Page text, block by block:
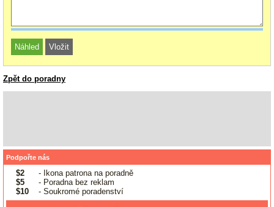
Zpět do poradny
Podpořte nás
$2
- Ikona patrona na poradně
$5
- Poradna bez reklam
$10
- Soukromé poradenství